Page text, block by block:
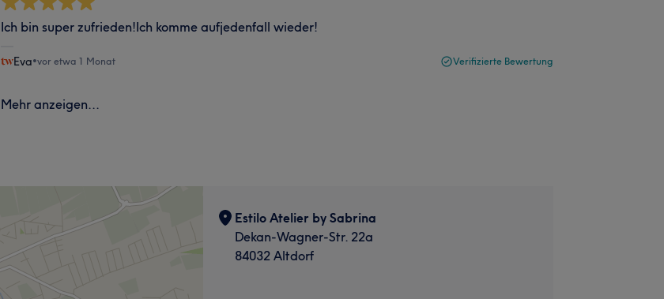
Ich bin super zufrieden!Ich komme aufjedenfall wieder!
Eva•vor etwa 1 Monat Verifizierte Bewertung
Mehr anzeigen...
Estilo Atelier by Sabrina
Dekan-Wagner-Str. 22a
84032 Altdorf